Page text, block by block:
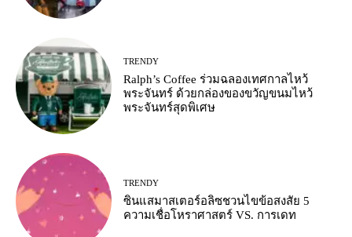
TRENDY
Ralph’s Coffee ร่วมฉลองเทศกาลไหว้
พระจันทร์ ด้วยกล่องของขวัญขนมไหว้
พระจันทร์สุดพิเศษ
TRENDY
ซินแสมาสเตอร์อลิซชวนไขข้อสงสัย 5
ความเชื่อโหราศาสตร์ VS. การเดท